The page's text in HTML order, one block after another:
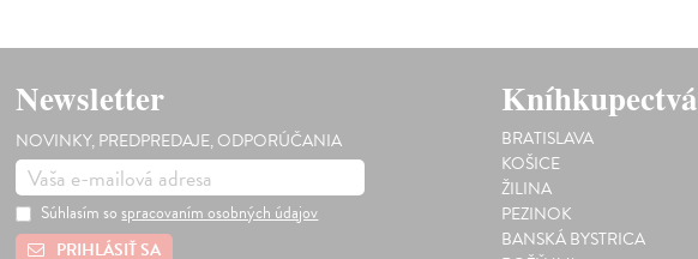
Newsletter
NOVINKY, PREDPREDAJE, ODPORÚČANIA
Súhlasím sospracovaním osobných údajov
PRIHLÁSIŤ SA
Kníhkupectvá
BRATISLAVA
KOŠICE
ŽILINA
PEZINOK
BANSKÁ BYSTRICA